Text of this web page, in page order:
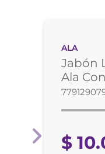
ALA
Jabón
Ala
$ 10.